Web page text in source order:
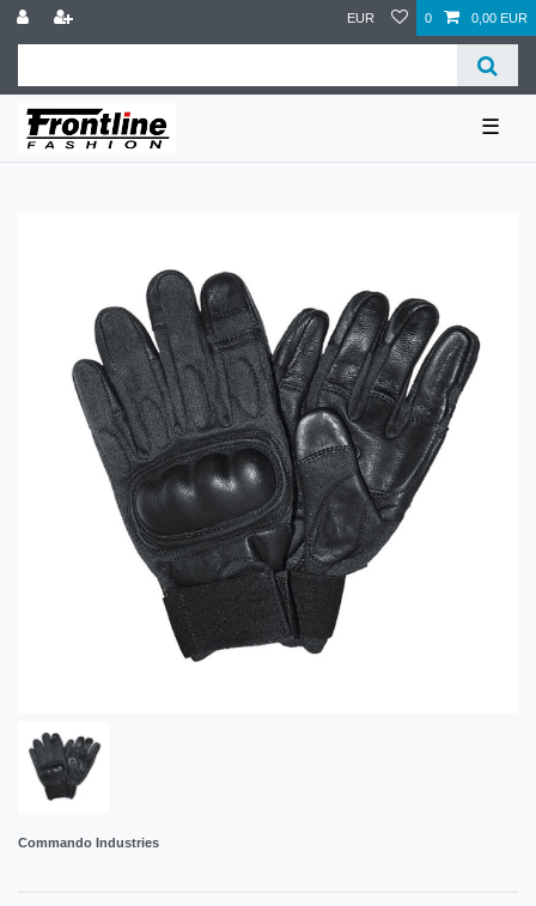
EUR 0 0,00 EUR
☰
Commando Industries